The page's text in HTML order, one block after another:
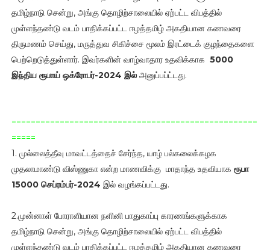
தமிழ்நாடு சென்று, அங்கு தொழிற்சாலையில் ஏற்பட்ட விபத்தில்
முள்ளந்தண்டு வடம் பாதிக்கப்பட்ட ஈழத்தமிழ் அகதியான கணவரை
திருமணம் செய்து, மருத்துவ சிகிச்சை மூலம் இரட்டைக் குழந்தைகளை
பெற்றெடுத்துள்ளார். இவர்களின் வாழ்வாதார உதவிக்காக 5000
இந்திய ரூபாய் ஒக்ரோபர்-2024 இல் அனுப்பப்ட்டது.
===================================================
=====
1. முல்லைத்தீவு மாவட்டத்தைச் சேர்ந்த, யாழ் பல்கலைக்கழக
முதலாமாண்டு விஸ்ணுகா என்ற மாணவிக்கு மாதாந்த உதவியாக ரூபா
15000 செப்ரம்பர்-2024 இல் வழங்கப்பட்டது.
2.முன்னாள் போராளியான நளினி பாதுகாப்பு காரணங்களுக்காக
தமிழ்நாடு சென்று, அங்கு தொழிற்சாலையில் ஏற்பட்ட விபத்தில்
முள்ளந்தண்டு வடம் பாதிக்கப்பட்ட ஈழத்தமிழ் அகதியான கணவரை